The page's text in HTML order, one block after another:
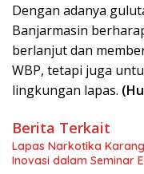
Dengan adanya
Banjarmasin
berlanjut dan
WBP, tetapi juga
lingkungan lapas.
Berita Terkait
Lapas Narkotika
Inovasi dalam Seminar